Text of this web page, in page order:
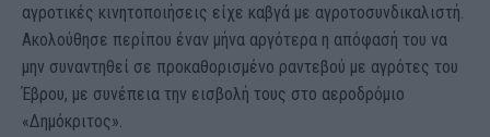
αγροτικές κινητοποιήσεις είχε καβγά με αγροτοσυνδικαλιστή.
Ακολούθησε περίπου έναν μήνα αργότερα η απόφασή του να
μην συναντηθεί σε προκαθορισμένο ραντεβού με αγρότες του
Έβρου, με συνέπεια την εισβολή τους στο αεροδρόμιο
«Δημόκριτος».